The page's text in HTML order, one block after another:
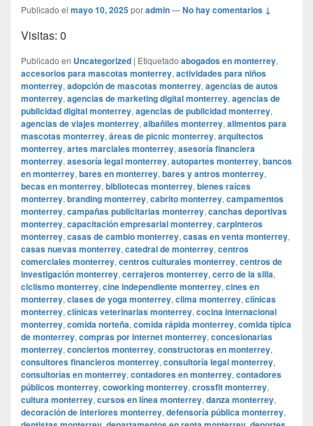
Publicado el mayo 10, 2025poradmin—No hay comentarios ↓
Visitas: 0
Publicado en Uncategorized | Etiquetado abogados en monterrey,
accesorios para mascotas monterrey, actividades para niños
monterrey, adopción de mascotas monterrey, agencias de autos
monterrey, agencias de marketing digital monterrey, agencias de
publicidad digital monterrey, agencias de publicidad monterrey,
agencias de viajes monterrey, albañiles monterrey, alimentos para
mascotas monterrey, áreas de picnic monterrey, arquitectos
monterrey, artes marciales monterrey, asesoría financiera
monterrey, asesoría legal monterrey, autopartes monterrey, bancos
en monterrey, bares en monterrey, bares y antros monterrey,
becas en monterrey, bibliotecas monterrey, bienes raíces
monterrey, branding monterrey, cabrito monterrey, campamentos
monterrey, campañas publicitarias monterrey, canchas deportivas
monterrey, capacitación empresarial monterrey, carpinteros
monterrey, casas de cambio monterrey, casas en venta monterrey,
casas nuevas monterrey, catedral de monterrey, centros
comerciales monterrey, centros culturales monterrey, centros de
investigación monterrey, cerrajeros monterrey, cerro de la silla,
ciclismo monterrey, cine independiente monterrey, cines en
monterrey, clases de yoga monterrey, clima monterrey, clínicas
monterrey, clínicas veterinarias monterrey, cocina internacional
monterrey, comida norteña, comida rápida monterrey, comida típica
de monterrey, compras por internet monterrey, concesionarias
monterrey, conciertos monterrey, constructoras en monterrey,
consultores financieros monterrey, consultoría legal monterrey,
consultorías en monterrey, contadores en monterrey, contadores
públicos monterrey, coworking monterrey, crossfit monterrey,
cultura monterrey, cursos en línea monterrey, danza monterrey,
decoración de interiores monterrey, defensoría pública monterrey,